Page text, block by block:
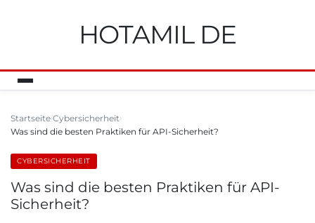
HOTAMIL DE
Startseite Cybersicherheit
Was sind die besten Praktiken für API-Sicherheit?
CYBERSICHERHEIT
Was sind die besten Praktiken für API-
Sicherheit?